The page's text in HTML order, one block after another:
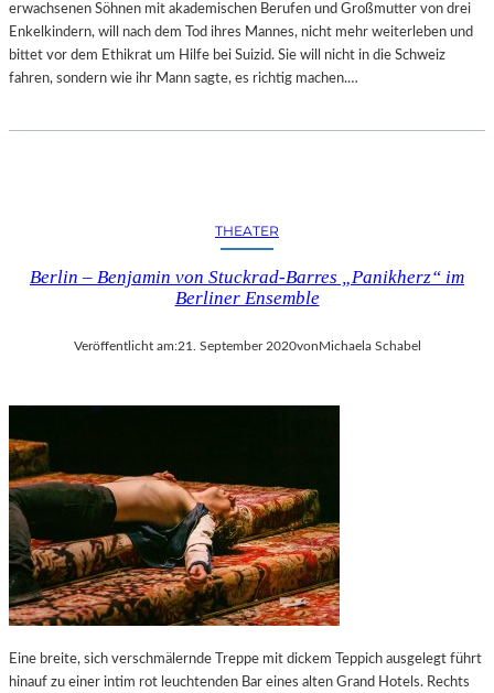
erwachsenen Söhnen mit akademischen Berufen und Großmutter von drei
Enkelkindern, will nach dem Tod ihres Mannes, nicht mehr weiterleben und
bittet vor dem Ethikrat um Hilfe bei Suizid. Sie will nicht in die Schweiz
fahren, sondern wie ihr Mann sagte, es richtig machen.…
THEATER
Berlin – Benjamin von Stuckrad-Barres „Panikherz“ im
Berliner Ensemble
Veröffentlicht am:21. September 2020vonMichaela Schabel
Eine breite, sich verschmälernde Treppe mit dickem Teppich ausgelegt führt
hinauf zu einer intim rot leuchtenden Bar eines alten Grand Hotels. Rechts